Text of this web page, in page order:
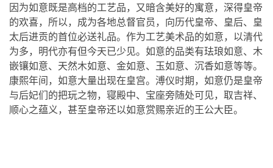
因为如意既是高档的工艺品，又暗含美好的寓意，深得皇帝
的欢喜，所以，成为各地总督官员，向历代皇帝、皇后、皇
太后进贡的首位必送礼品。作为工艺美术品的如意，以清代
为多，明代亦有但今天已少见。如意的品类有珐琅如意、木
嵌镶如意、天然木如意、金如意、玉如意、沉香如意等等。
康熙年间，如意大量出现在皇宫。溥仪时期，如意仍是皇帝
与后妃们的把玩之物，寝殿中、宝座旁随处可见，取吉祥、
顺心之蕴义，甚至皇帝还以如意赏赐亲近的王公大臣。